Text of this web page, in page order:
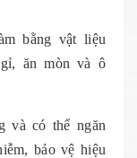
bằng vật liệu
ăn mòn và ô
và có thể ngăn
bảo vệ hiệu